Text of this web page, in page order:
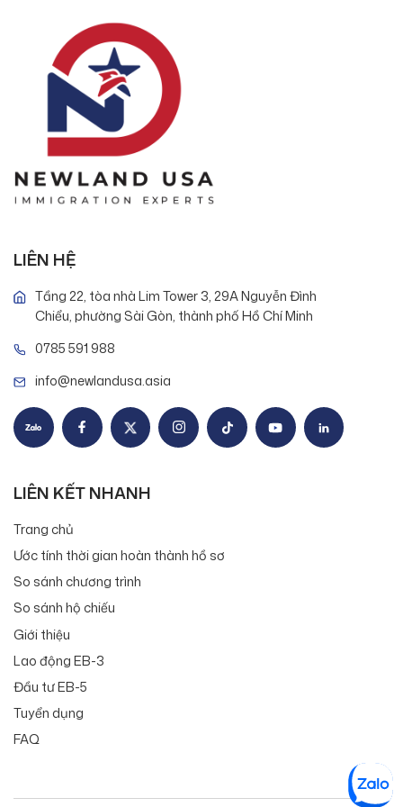
LIÊN HỆ
Tầng 22, tòa nhà Lim Tower 3, 29A Nguyễn Đình
Chiểu, phường Sài Gòn, thành phố Hồ Chí Minh
0785 591 988
info@newlandusa.asia
LIÊN KẾT NHANH
Trang chủ
Ước tính thời gian hoàn thành hồ sơ
So sánh chương trình
So sánh hộ chiếu
Giới thiệu
Lao động EB-3
Đầu tư EB-5
Tuyển dụng
FAQ